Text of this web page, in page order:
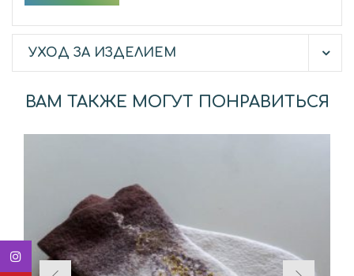
УХОД ЗА ИЗДЕЛИЕМ
ВАМ ТАКЖЕ МОГУТ ПОНРАВИТЬСЯ